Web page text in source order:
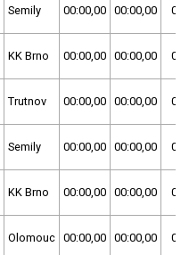
Semily 00:00,00 00:00,00
KK Brno 00:00,00 00:00,00
Trutnov 00:00,00 00:00,00
Semily 00:00,00 00:00,00
KK Brno 00:00,00 00:00,00
Olomouc 00:00,00 00:00,00